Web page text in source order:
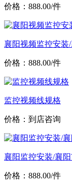
价格：888.00/件
襄阳视频监控安装
价格：888.00/件
监控视频线规格
价格：到店咨询
襄阳监控安装/襄
价格：888.00/件